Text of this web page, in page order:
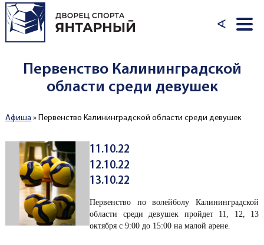
Перейти к основному содержанию
∢
Первенство Калининградской
области среди девушек
Вы здесь
Афиша» Первенство Калининградской области среди девушек
11.10.22
12.10.22
13.10.22
Первенство по волейболу Калининградской
области среди девушек пройдет 11, 12, 13
октября с 9:00 до 15:00 на малой арене.